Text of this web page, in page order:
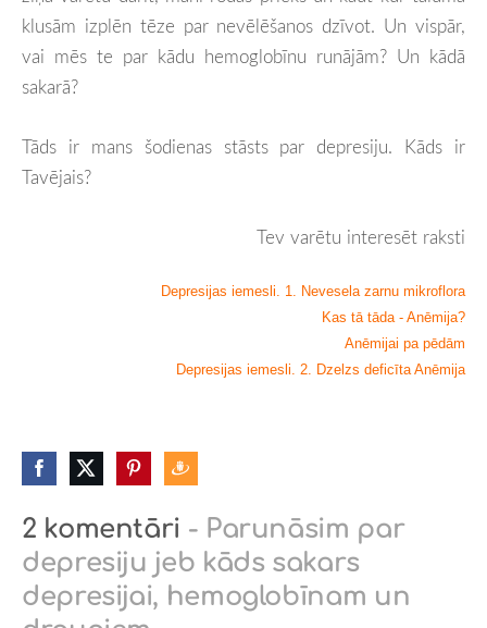
klusām izplēn tēze par nevēlēšanos dzīvot. Un vispār,
vai mēs te par kādu hemoglobīnu runājām? Un kādā
sakarā?
Tāds ir mans šodienas stāsts par depresiju. Kāds ir
Tavējais?
Tev varētu interesēt raksti
Depresijas iemesli. 1. Nevesela zarnu mikroflora
Kas tā tāda - Anēmija?
Anēmijai pa pēdām
Depresijas iemesli. 2. Dzelzs deficīta Anēmija
2 komentāri - Parunāsim par
depresiju jeb kāds sakars
depresijai, hemoglobīnam un